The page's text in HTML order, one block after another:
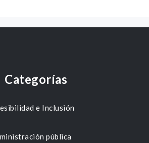
Categorías
e Inclusión
pública